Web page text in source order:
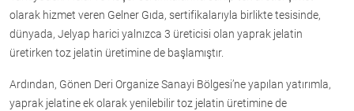
olarak hizmet veren Gelner Gıda, sertifikalarıyla birlikte tesisinde,
dünyada, Jelyap harici yalnızca 3 üreticisi olan yaprak jelatin
üretirken toz jelatin üretimine de başlamıştır.
Ardından, Gönen Deri Organize Sanayi Bölgesi’ne yapılan yatırımla,
yaprak jelatine ek olarak yenilebilir toz jelatin üretimine de